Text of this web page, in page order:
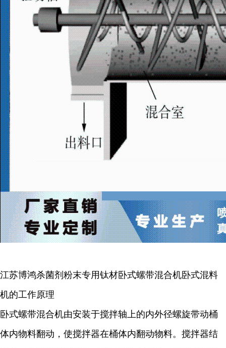
江苏博鸿杀菌剂粉末专用钛材卧式螺带混合机卧式混料
机的工作原理
卧式螺带混合机由安装于搅拌轴上的内外径螺旋带动桶
体内物料翻动，使搅拌器在桶体内翻动物料。搅拌器结